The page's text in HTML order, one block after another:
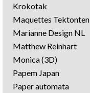
Krokotak
Maquettes Tektonten
Marianne Design NL
Matthew Reinhart
Monica (3D)
Papem Japan
Paper automata